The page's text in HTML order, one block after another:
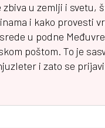
zbiva u zemlji i svetu,
i kako provesti
u podne
poštom. To je
i zato se